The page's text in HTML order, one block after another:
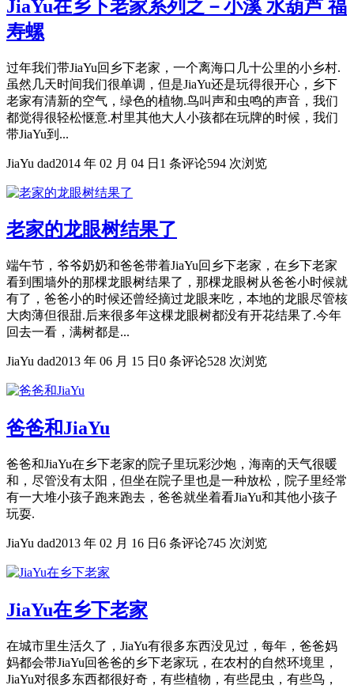
JiaYu在乡下老家系列之－小溪 水葫芦 福
寿螺
过年我们带JiaYu回乡下老家，一个离海口几十公里的小乡村.
虽然几天时间我们很单调，但是JiaYu还是玩得很开心，乡下
老家有清新的空气，绿色的植物.鸟叫声和虫鸣的声音，我们
都觉得很轻松惬意.村里其他大人小孩都在玩牌的时候，我们
带JiaYu到...
JiaYu dad2014 年 02 月 04 日 1 条评论594 次浏览
老家的龙眼树结果了
端午节，爷爷奶奶和爸爸带着JiaYu回乡下老家，在乡下老家
看到围墙外的那棵龙眼树结果了，那棵龙眼树从爸爸小时候就
有了，爸爸小的时候还曾经摘过龙眼来吃，本地的龙眼尽管核
大肉薄但很甜.后来很多年这棵龙眼树都没有开花结果了.今年
回去一看，满树都是...
JiaYu dad2013 年 06 月 15 日 0 条评论528 次浏览
爸爸和JiaYu
爸爸和JiaYu在乡下老家的院子里玩彩沙炮，海南的天气很暖
和，尽管没有太阳，但坐在院子里也是一种放松，院子里经常
有一大堆小孩子跑来跑去，爸爸就坐着看JiaYu和其他小孩子
玩耍.
JiaYu dad2013 年 02 月 16 日 6 条评论745 次浏览
JiaYu在乡下老家
在城市里生活久了，JiaYu有很多东西没见过，每年，爸爸妈
妈都会带JiaYu回爸爸的乡下老家玩，在农村的自然环境里，
JiaYu对很多东西都很好奇，有些植物，有些昆虫，有些鸟，